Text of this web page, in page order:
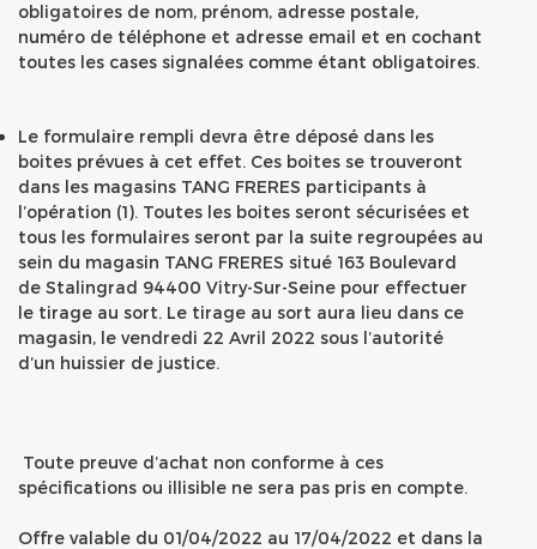
obligatoires de nom, prénom, adresse postale,
numéro de téléphone et adresse email et en cochant
toutes les cases signalées comme étant obligatoires.
Le formulaire rempli devra être déposé dans les
boites prévues à cet effet. Ces boites se trouveront
dans les magasins TANG FRERES participants à
l’opération (1). Toutes les boites seront sécurisées et
tous les formulaires seront par la suite regroupées au
sein du magasin TANG FRERES situé 163 Boulevard
de Stalingrad 94400 Vitry-Sur-Seine pour effectuer
le tirage au sort. Le tirage au sort aura lieu dans ce
magasin, le vendredi 22 Avril 2022 sous l’autorité
d’un huissier de justice.
Toute preuve d’achat non conforme à ces
spécifications ou illisible ne sera pas pris en compte.
Offre valable du 01/04/2022 au 17/04/2022 et dans la